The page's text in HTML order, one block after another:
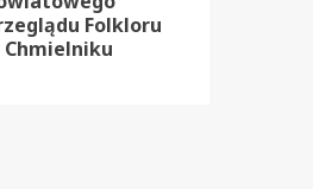
Folkloru
Chmielniku